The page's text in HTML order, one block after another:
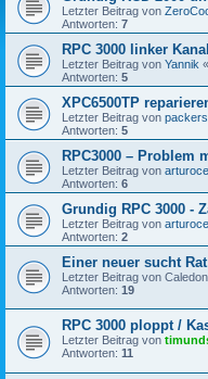
Letzter Beitrag von
Antworten: 7
RPC 3000 linker
Letzter Beitrag von Yannik «
Antworten: 5
XPC6500TP
Letzter Beitrag von
Antworten: 5
RPC3000 – Problem
Letzter Beitrag von
Antworten: 6
Grundig RPC 3000 -
Letzter Beitrag von
Antworten: 2
Einer neuer sucht Rat
Letzter Beitrag von
Antworten: 19
RPC 3000 ploppt /
Letzter Beitrag von
Antworten: 11